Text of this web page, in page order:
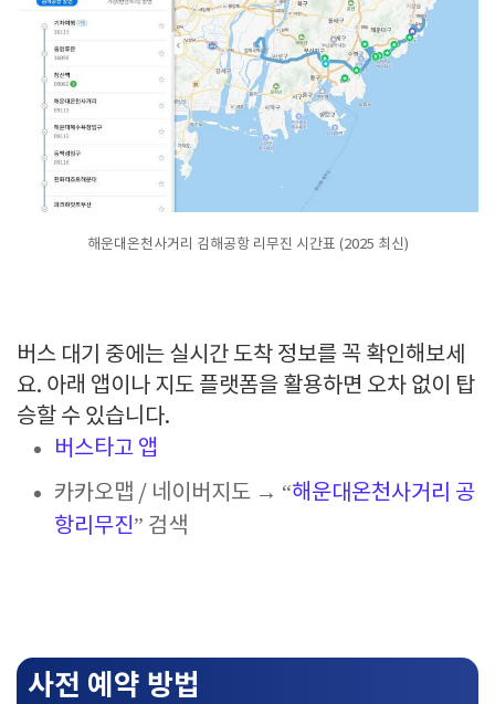
해운대온천사거리 김해공항 리무진 시간표 (2025 최신)
버스 대기 중에는 실시간 도착 정보를 꼭 확인해보세
요. 아래 앱이나 지도 플랫폼을 활용하면 오차 없이 탑
승할 수 있습니다.
버스타고 앱
카카오맵 / 네이버지도 → “해운대온천사거리 공
항리무진” 검색
사전 예약 방법